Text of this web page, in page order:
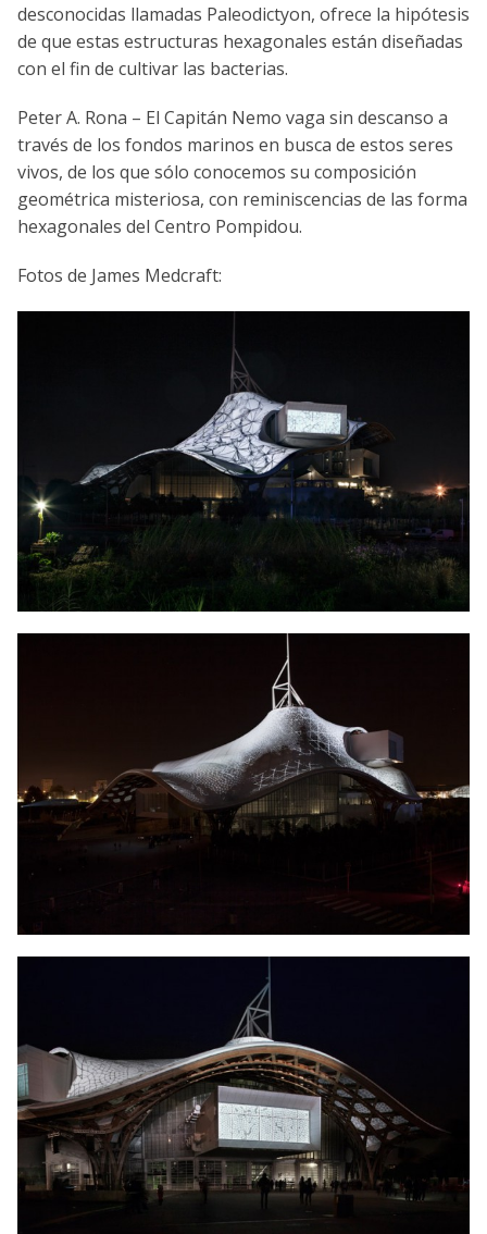
desconocidas llamadas Paleodictyon, ofrece la hipótesis
de que estas estructuras hexagonales están diseñadas
con el fin de cultivar las bacterias.
Peter A. Rona – El Capitán Nemo vaga sin descanso a
través de los fondos marinos en busca de estos seres
vivos, de los que sólo conocemos su composición
geométrica misteriosa, con reminiscencias de las forma
hexagonales del Centro Pompidou.
Fotos de James Medcraft: